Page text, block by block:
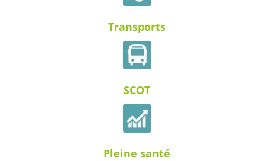
Transports
SCOT
Pleine santé